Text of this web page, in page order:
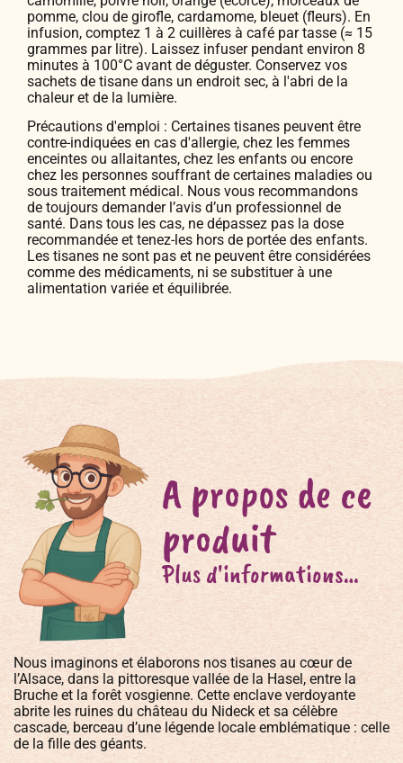
pomme, clou de girofle, cardamome, bleuet (fleurs). En
infusion, comptez 1 à 2 cuillères à café par tasse (≈ 15
grammes par litre). Laissez infuser pendant environ 8
minutes à 100°C avant de déguster. Conservez vos
sachets de tisane dans un endroit sec, à l'abri de la
chaleur et de la lumière.
Précautions d'emploi : Certaines tisanes peuvent être
contre-indiquées en cas d'allergie, chez les femmes
enceintes ou allaitantes, chez les enfants ou encore
chez les personnes souffrant de certaines maladies ou
sous traitement médical. Nous vous recommandons
de toujours demander l’avis d’un professionnel de
santé. Dans tous les cas, ne dépassez pas la dose
recommandée et tenez-les hors de portée des enfants.
Les tisanes ne sont pas et ne peuvent être considérées
comme des médicaments, ni se substituer à une
alimentation variée et équilibrée.
A propos de ce
produit
Plus d'informations…
Nous imaginons et élaborons nos tisanes au cœur de
l’Alsace, dans la pittoresque vallée de la Hasel, entre la
Bruche et la forêt vosgienne. Cette enclave verdoyante
abrite les ruines du château du Nideck et sa célèbre
cascade, berceau d’une légende locale emblématique : celle
de la fille des géants.